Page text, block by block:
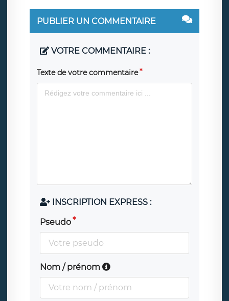
PUBLIER UN COMMENTAIRE
VOTRE COMMENTAIRE :
Texte de votre commentaire
INSCRIPTION EXPRESS :
Pseudo
Nom / prénom